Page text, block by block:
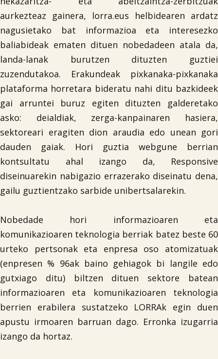
aurkezteaz gainera, lorra.eus helbidearen ardatz
nagusietako bat informazioa eta interesezko
baliabideak ematen dituen nobedadeen atala da,
landa-lanak burutzen dituzten guztiei
zuzendutakoa. Erakundeak pixkanaka-pixkanaka
plataforma horretara bideratu nahi ditu bazkideek
gai arruntei buruz egiten dituzten galderetako
asko: deialdiak, zerga-kanpainaren hasiera,
sektoreari eragiten dion araudia edo unean gori
dauden gaiak. Hori guztia webgune berrian
kontsultatu ahal izango da, Responsive
diseinuarekin nabigazio errazerako diseinatu dena,
gailu guztientzako sarbide unibertsalarekin.
Nobedade hori informazioaren eta
komunikazioaren teknologia berriak batez beste 60
urteko pertsonak eta enpresa oso atomizatuak
(enpresen % 96ak baino gehiagok bi langile edo
gutxiago ditu) biltzen dituen sektore batean
informazioaren eta komunikazioaren teknologia
berrien erabilera sustatzeko LORRAk egin duen
apustu irmoaren barruan dago. Erronka izugarria
izango da hortaz.